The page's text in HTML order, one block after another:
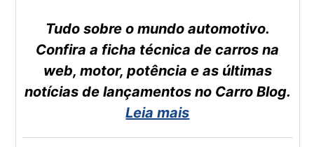
Tudo sobre o mundo automotivo.
Confira a ficha técnica de carros na
web, motor, potência e as últimas
notícias de lançamentos no Carro Blog.
Leia mais